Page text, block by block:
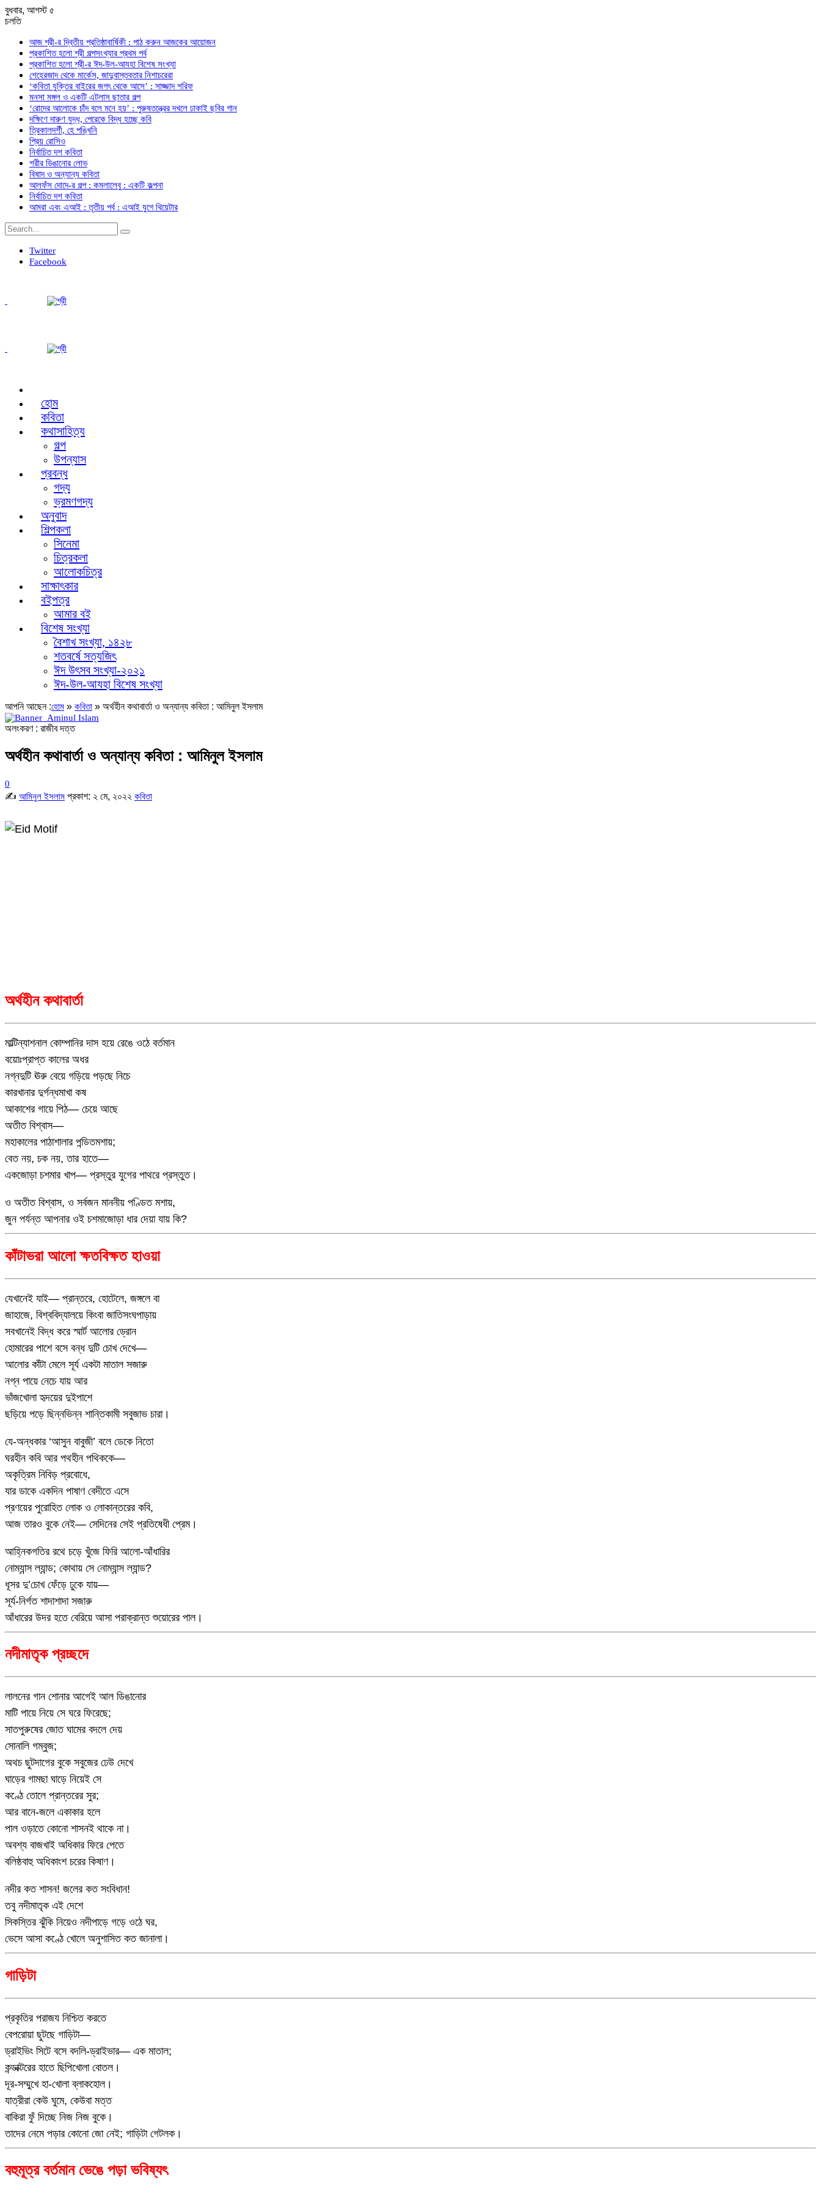
বুধবার, আগস্ট ৫
চলতি
আজ শ্রী-র দ্বিতীয় প্রতিষ্ঠাবার্ষিকী : পাঠ করুন আজকের আয়োজন
প্রকাশিত হলো শ্রী গল্পসংখ্যার প্রথম পর্ব
প্রকাশিত হলো শ্রী-র ঈদ-উল-আযহা বিশেষ সংখ্যা
শেহেরজাদ থেকে মার্কেস, জাদুবাস্তবতার নিশাচরেরা
‘কবিতা যুক্তির বাইরের জগৎ থেকে আসে’ : সাজ্জাদ শরিফ
মনসা মঙ্গল ও একটি এটলাস ছাতার গল্প
‘রোদের আলোকে চাঁদ বলে মনে হয়’ : পুরুষতন্ত্রের দখলে ঢাকাই ছবির গান
দক্ষিণে দারুণ যুদ্ধ, পেরেকে বিদ্ধ হচ্ছে কবি
ত্রিকালদর্শী, হে পঙ্খিনি
প্রিয় রোসিও
নির্বাচিত দশ কবিতা
শরীর ডিঙানোর লোভ
বিষাদ ও অন্যান্য কবিতা
আলফঁস দোদে-র গল্প : কমলালেবু : একটি কল্পনা
নির্বাচিত দশ কবিতা
আমরা এবং এআই : তৃতীয় পর্ব : এআই যুগে থিয়েটার
Twitter
Facebook
হোম
কবিতা
কথাসাহিত্য
গল্প
উপন্যাস
প্রবন্ধ
গদ্য
ভ্রমণগদ্য
অনুবাদ
শিল্পকলা
সিনেমা
চিত্রকলা
আলোকচিত্র
সাক্ষাৎকার
বইপত্র
আমার বই
বিশেষ সংখ্যা
বৈশাখ সংখ্যা, ১৪২৮
শতবর্ষে সত্যজিৎ
ঈদ উৎসব সংখ্যা-২০২১
ঈদ-উল-আযহা বিশেষ সংখ্যা
আপনি আছেন :হোম » কবিতা » অর্থহীন কথাবার্তা ও অন্যান্য কবিতা : আমিনুল ইসলাম
অলংকরণ : রাজীব দত্ত
অর্থহীন কথাবার্তা ও অন্যান্য কবিতা : আমিনুল ইসলাম
0
✍ আমিনুল ইসলাম প্রকাশ: ২ মে, ২০২২ কবিতা
অর্থহীন কথাবার্তা
মাল্টিন্যাশনাল কোম্পানির দাস হয়ে রেঙে ওঠে বর্তমান
বয়োঃপ্রাপ্ত কালের অধর
নগ্নদুটি ঊরু বেয়ে গড়িয়ে পড়ছে নিচে
কারখানার দুর্গন্ধমাখা কষ
আকাশের গায়ে পিঠ— চেয়ে আছে
অতীত বিশ্বাস—
মহাকালের পাঠাশালার পন্ডিতমশায়;
বেত নয়, চক নয়, তার হাতে—
একজোড়া চশমার খাপ— প্রস্তুর যুগের পাথরে প্রস্তুত।
ও অতীত বিশ্বাস, ও সর্বজন মাননীয় পণ্ডিত মশায়,
জুন পর্যন্ত আপনার ওই চশমাজোড়া ধার দেয়া যায় কি?
কাঁটাভরা আলো ক্ষতবিক্ষত হাওয়া
যেখানেই যাই— প্রান্তরে, হোটেলে, জঙ্গলে বা
জাহাজে, বিশ্ববিদ্যালয়ে কিংবা জাতিসংঘপাড়ায়
সবখানেই বিদ্ধ করে স্মার্ট আলোর ড্রোন
হোমারের পাশে বসে বন্ধ দুটি চোখ দেখে—
আলোর কাঁটা মেলে সূর্য একটা মাতাল সজারু
নগ্ন পায়ে নেচে যায় আর
ভাঁজখোলা হৃদয়ের দুইপাশে
ছড়িয়ে পড়ে ছিন্নভিন্ন শান্তিকামী সবুজাভ চারা।
যে-অন্ধকার ‘আসুন বাবুজী’ বলে ডেকে নিতো
ঘরহীন কবি আর পথহীন পথিককে—
অকৃত্রিম নিবিড় প্রবোধে,
যার ডাকে একদিন পাষাণ বেদীতে এসে
প্রণয়ের পুরোহিত লোক ও লোকান্তরের কবি,
আজ তারও বুকে নেই— সেদিনের সেই প্রতিষেধী প্রেম।
আহ্নিকগতির রথে চড়ে খুঁজে ফিরি আলো-আঁধারির
নোম্যান্স ল্যান্ড; কোথায় সে নোম্যান্স ল্যান্ড?
ধূসর দু’চোখ ফেঁড়ে ঢুকে যায়—
সূর্য-নির্গত শাদাশাদা সজারু
আঁধারের উদর হতে বেরিয়ে আসা পরাক্রান্ত শুয়োরের পাল।
নদীমাতৃক প্রচ্ছদে
লালনের গান শোনার আগেই আল ডিঙানোর
মাটি পায়ে নিয়ে সে ঘরে ফিরেছে;
সাতপুরুষের জোত ঘামের বদলে দেয়
সোনালি গম্বুজ;
অথচ ছুটদাগের বুকে সবুজের ঢেউ দেখে
ঘাড়ের গামছা ঘাড়ে নিয়েই সে
কণ্ঠে তোলে প্রান্তরের সুর;
আর বানে-জলে একাকার হলে
পাল ওড়াতে কোনো শাসনই থাকে না।
অবশ্য বাজখাই অধিকার ফিরে পেতে
বলিষ্ঠবাহু অধিকাংশ চরের কিষাণ।
নদীর কত শাসন! জলের কত সংবিধান!
তবু নদীমাতৃক এই দেশে
সিকস্তির ঝুঁকি নিয়েও নদীপাড়ে গড়ে ওঠে ঘর,
ভেসে আসা কণ্ঠে খোলে অনুশাসিত কত জানালা।
গাড়িটা
প্রকৃতির পরাজয নিশ্চিত করতে
বেপরোয়া ছুটছে গাড়িটা—
ড্রাইভিং সিটে বসে বদলি-ড্রাইভার— এক মাতাল;
কন্ডাক্টরের হাতে ছিপিখোলা বোতল।
দূর-সম্মুখে হা-খোলা ব্লাকহোল।
যাত্রীরা কেউ ঘুমে, কেউবা মত্ত
বাকিরা ফুঁ দিচ্ছে নিজ নিজ বুকে।
তাদের নেমে পড়ার কোনো জো নেই; গাড়িটা গেটলক।
বহুমূত্র বর্তমান ভেঙে পড়া ভবিষ্যৎ